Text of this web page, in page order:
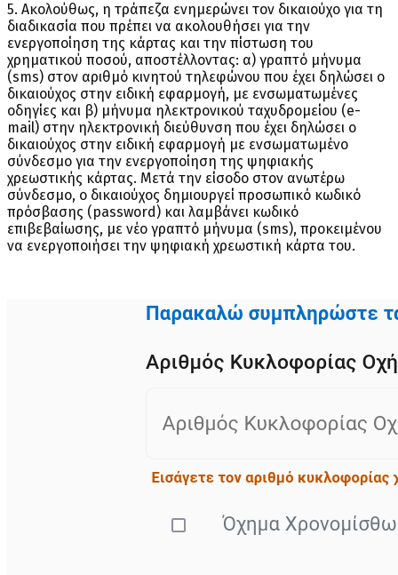
5. Ακολούθως, η τράπεζα ενημερώνει τον δικαιούχο για τη
διαδικασία που πρέπει να ακολουθήσει για την
ενεργοποίηση της κάρτας και την πίστωση του
χρηματικού ποσού, αποστέλλοντας: α) γραπτό μήνυμα
(sms) στον αριθμό κινητού τηλεφώνου που έχει δηλώσει ο
δικαιούχος στην ειδική εφαρμογή, με ενσωματωμένες
οδηγίες και β) μήνυμα ηλεκτρονικού ταχυδρομείου (e-
mail) στην ηλεκτρονική διεύθυνση που έχει δηλώσει ο
δικαιούχος στην ειδική εφαρμογή με ενσωματωμένο
σύνδεσμο για την ενεργοποίηση της ψηφιακής
χρεωστικής κάρτας. Μετά την είσοδο στον ανωτέρω
σύνδεσμο, ο δικαιούχος δημιουργεί προσωπικό κωδικό
πρόσβασης (password) και λαμβάνει κωδικό
επιβεβαίωσης, με νέο γραπτό μήνυμα (sms), προκειμένου
να ενεργοποιήσει την ψηφιακή χρεωστική κάρτα του.